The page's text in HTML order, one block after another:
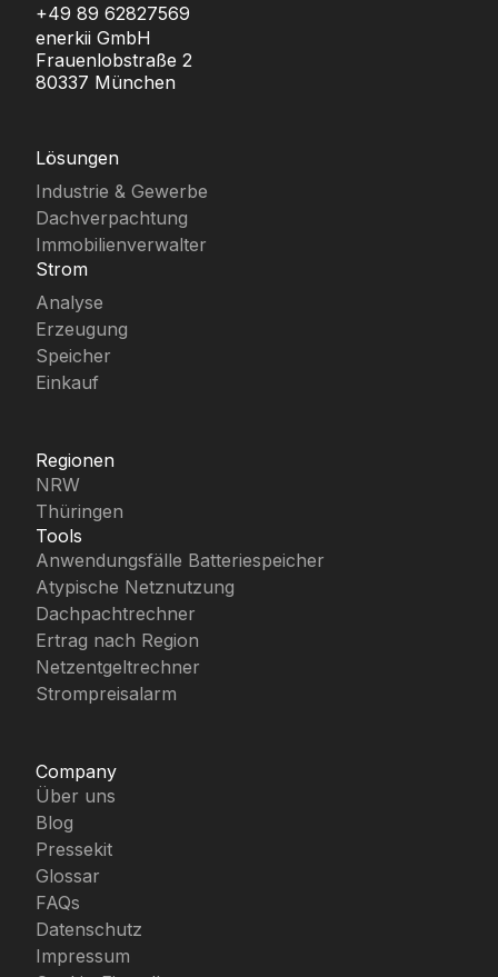
+49 89 62827569
enerkii GmbH
Frauenlobstraße 2
80337 München
Lösungen
Industrie & Gewerbe
Dachverpachtung
Immobilienverwalter
Strom
Analyse
Erzeugung
Speicher
Einkauf
Regionen
NRW
Thüringen
Tools
Anwendungsfälle Batteriespeicher
Atypische Netznutzung
Dachpachtrechner
Ertrag nach Region
Netzentgeltrechner
Strompreisalarm
Company
Über uns
Blog
Pressekit
Glossar
FAQs
Datenschutz
Impressum